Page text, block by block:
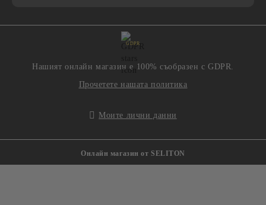
GDPR
Нашият онлайн магазин е 100% съобразен с GDPR.
Прочетете нашата политика
Моите лични данни
Онлайн магазин от SELITON